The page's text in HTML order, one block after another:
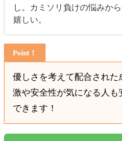
し。カミソリ負けの悩みか
嬉しい。
優しさを考えて配合された
激や安全性が気になる人
できます！